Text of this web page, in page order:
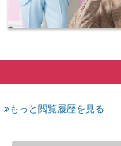
もっと閲覧履歴を見る